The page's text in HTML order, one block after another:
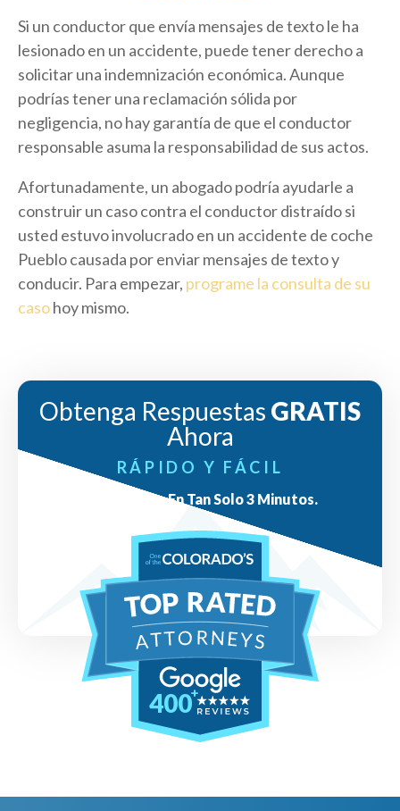
Si un conductor que envía mensajes de texto le ha
lesionado en un accidente, puede tener derecho a
solicitar una indemnización económica. Aunque
podrías tener una reclamación sólida por
negligencia, no hay garantía de que el conductor
responsable asuma la responsabilidad de sus actos.
Afortunadamente, un abogado podría ayudarle a
construir un caso contra el conductor distraído si
usted estuvo involucrado en un accidente de coche
Pueblo causada por enviar mensajes de texto y
conducir. Para empezar, programe la consulta de su
casohoy mismo.
Obtenga Respuestas GRATIS
Ahora
RÁPIDO Y FÁCIL
Respuestas En Tan Solo 3 Minutos.
400